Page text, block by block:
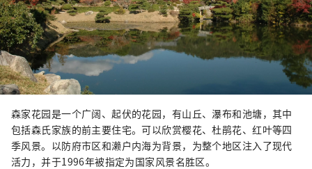
森家花园是一个广阔、起伏的花园，有山丘、瀑布和池塘，其中
包括森氏家族的前主要住宅。可以欣赏樱花、杜鹃花、红叶等四
季风景。以防府市区和濑户内海为背景，为整个地区注入了现代
活力，并于1996年被指定为国家风景名胜区。